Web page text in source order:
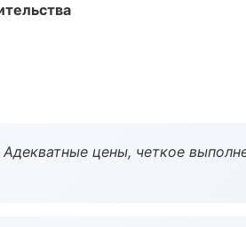
цены, четкое